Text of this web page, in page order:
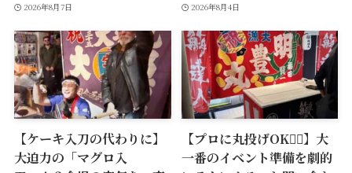
2026年8月7日 2026年8月4日
【ケーキ入刀の代わりに】
大迫力の「マグロ入
【プロに丸投げOK🙆‍♂️】大
一番のイベント準備を劇的